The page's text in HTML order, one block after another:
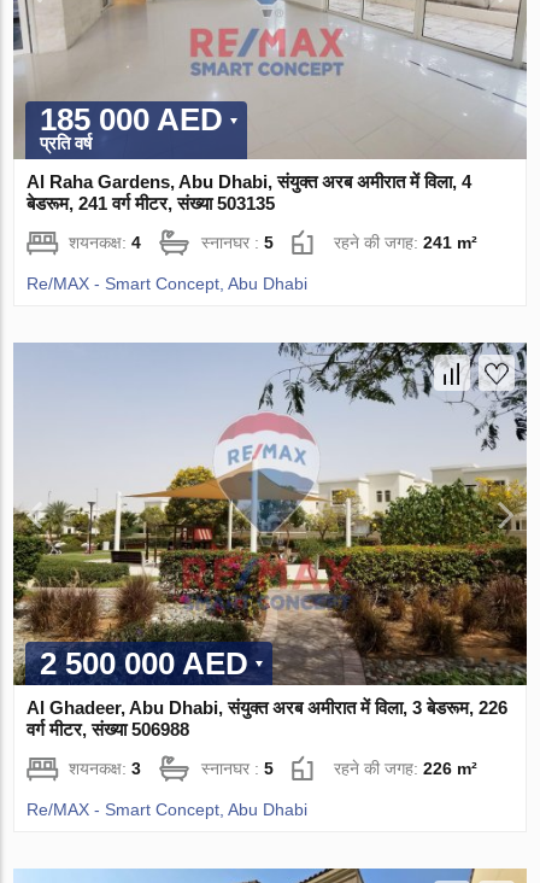
185 000 AED
प्रति वर्ष
Al Raha Gardens, Abu Dhabi, संयुक्त अरब अमीरात में विला, 4
बेडरूम, 241 वर्ग मीटर, संख्या 503135
शयनकक्ष:4 स्नानघर :5 रहने की जगह:241 m²
Re/MAX - Smart Concept, Abu Dhabi
2 500 000 AED
Al Ghadeer, Abu Dhabi, संयुक्त अरब अमीरात में विला, 3 बेडरूम, 226
वर्ग मीटर, संख्या 506988
शयनकक्ष:3 स्नानघर :5 रहने की जगह:226 m²
Re/MAX - Smart Concept, Abu Dhabi